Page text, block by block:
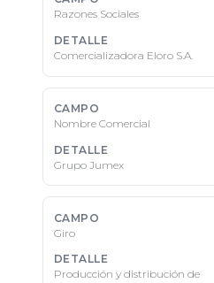
Razones Sociales
Comercializadora Eloro S.A.
Nombre Comercial
Grupo Jumex
Giro
Producción y distribución de